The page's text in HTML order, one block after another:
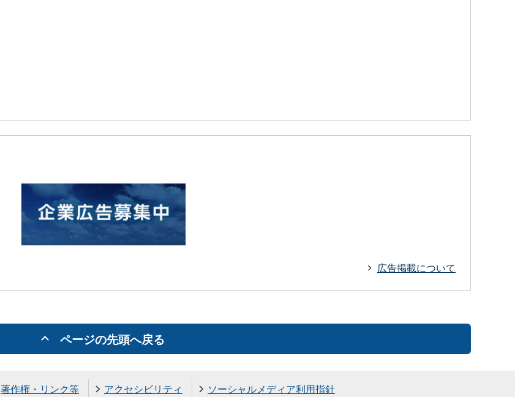
広告掲載について
ページの先頭へ戻る
著作権・リンク等 アクセシビリティ ソーシャルメディア利用指針